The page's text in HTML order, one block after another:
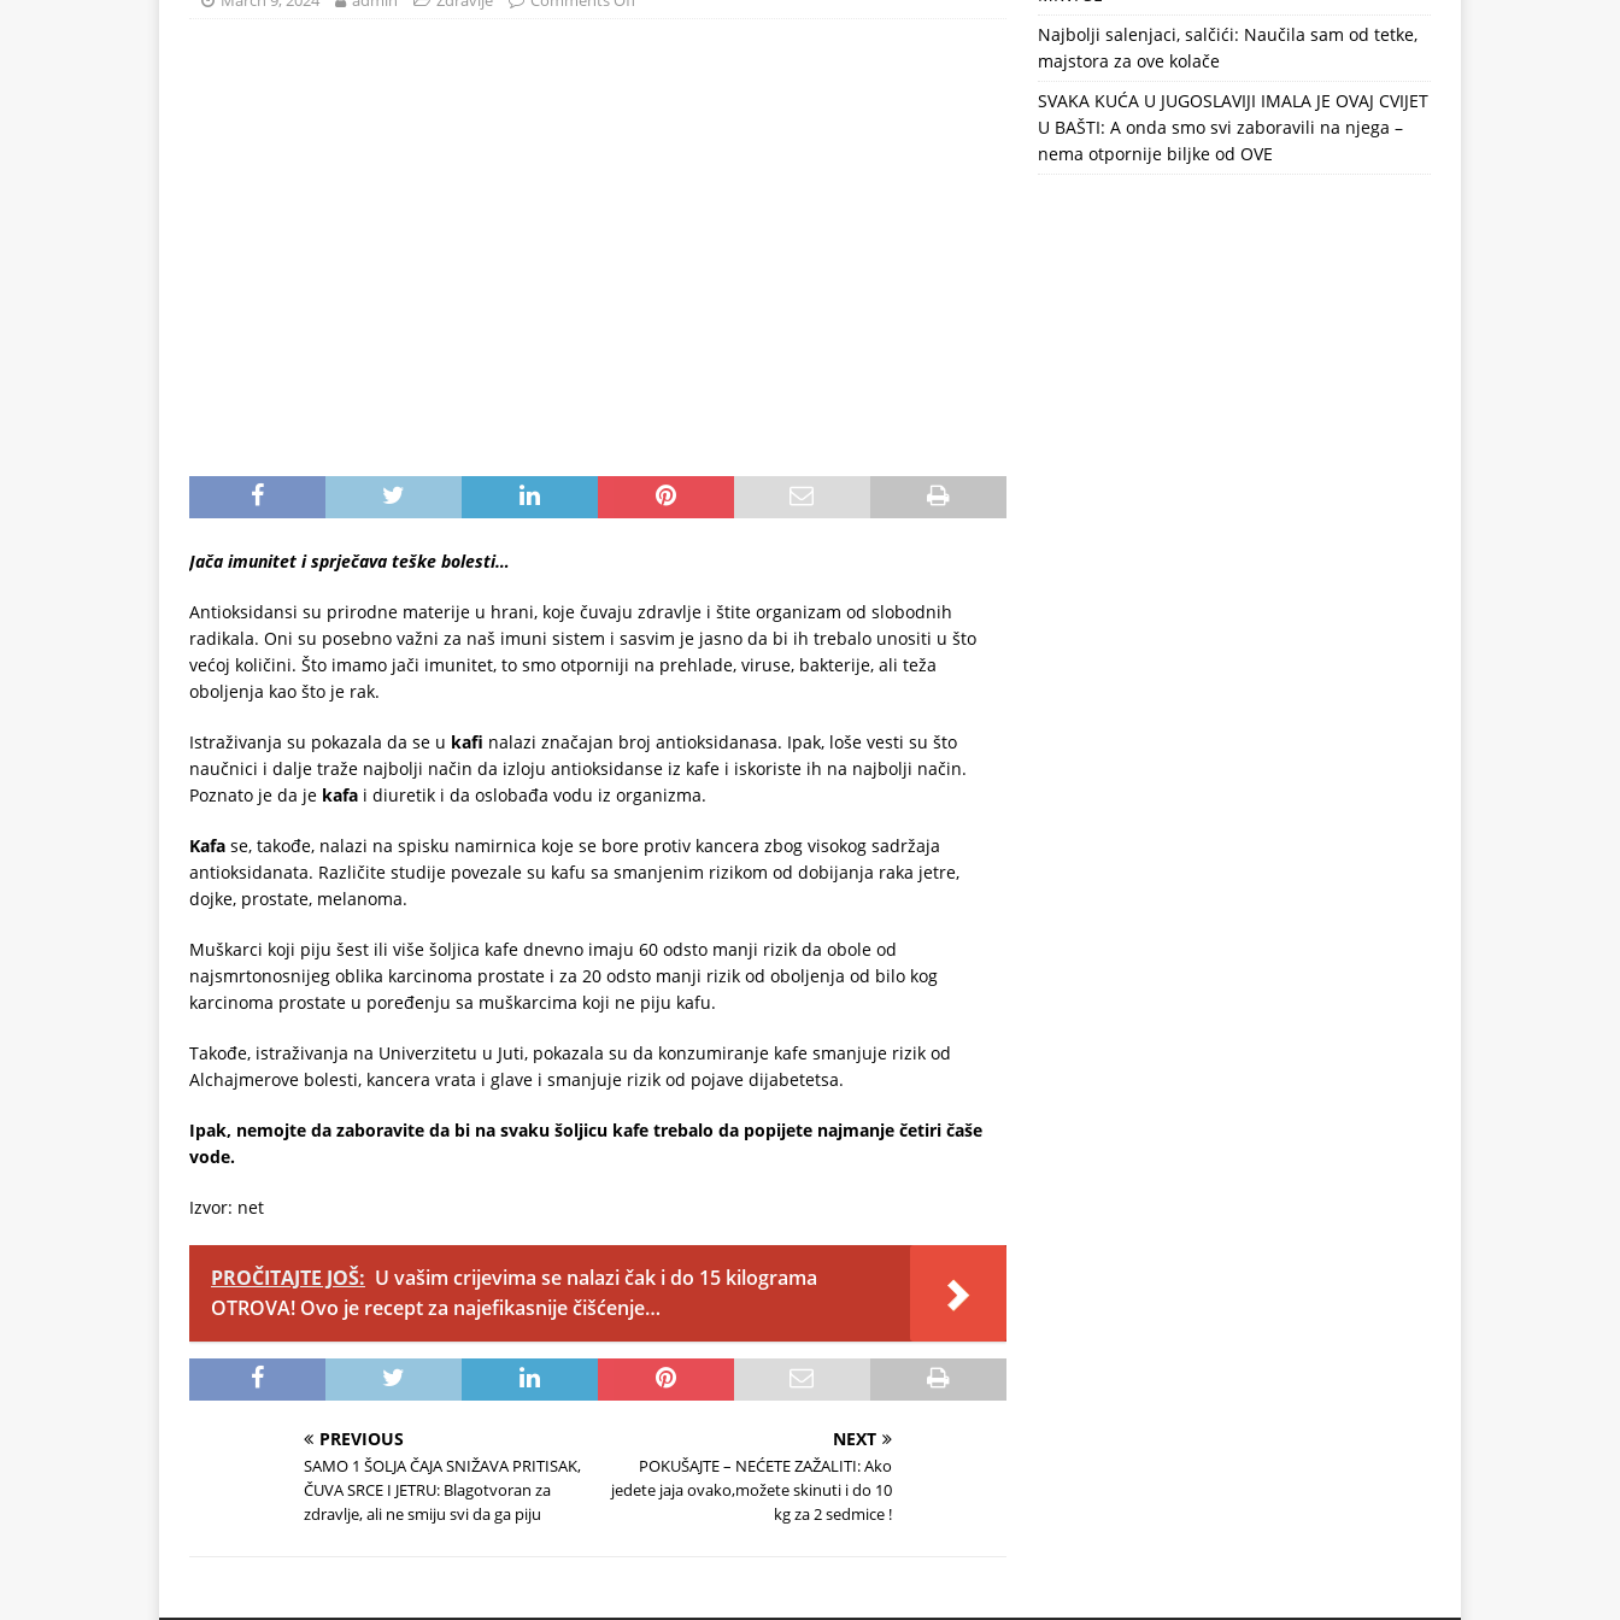
Jača imunitet i sprječava teške bolesti…
Antioksidansi su prirodne materije u hrani, koje čuvaju zdravlje i štite organizam od slobodnih
radikala. Oni su posebno važni za naš imuni sistem i sasvim je jasno da bi ih trebalo unositi u što
većoj količini. Što imamo jači imunitet, to smo otporniji na prehlade, viruse, bakterije, ali teža
oboljenja kao što je rak.
Istraživanja su pokazala da se u kafi nalazi značajan broj antioksidanasa. Ipak, loše vesti su što
naučnici i dalje traže najbolji način da izloju antioksidanse iz kafe i iskoriste ih na najbolji način.
Poznato je da je kafa i diuretik i da oslobađa vodu iz organizma.
Kafa se, takođe, nalazi na spisku namirnica koje se bore protiv kancera zbog visokog sadržaja
antioksidanata. Različite studije povezale su kafu sa smanjenim rizikom od dobijanja raka jetre,
dojke, prostate, melanoma.
Muškarci koji piju šest ili više šoljica kafe dnevno imaju 60 odsto manji rizik da obole od
najsmrtonosnijeg oblika karcinoma prostate i za 20 odsto manji rizik od oboljenja od bilo kog
karcinoma prostate u poređenju sa muškarcima koji ne piju kafu.
Takođe, istraživanja na Univerzitetu u Juti, pokazala su da konzumiranje kafe smanjuje rizik od
Alchajmerove bolesti, kancera vrata i glave i smanjuje rizik od pojave dijabetetsa.
Ipak, nemojte da zaboravite da bi na svaku šoljicu kafe trebalo da popijete najmanje četiri čaše
vode.
Izvor: net
PROČITAJTE JOŠ: U vašim crijevima se nalazi čak i do 15 kilograma
OTROVA! Ovo je recept za najefikasnije čišćenje…
PREVIOUS
SAMO 1 ŠOLJA ČAJA SNIŽAVA PRITISAK,
ČUVA SRCE I JETRU: Blagotvoran za
zdravlje, ali ne smiju svi da ga piju
NEXT
POKUŠAJTE – NEĆETE ZAŽALITI: Ako
jedete jaja ovako,možete skinuti i do 10
kg za 2 sedmice !
Najbolji salenjaci, salčići: Naučila sam od tetke,
majstora za ove kolače
SVAKA KUĆA U JUGOSLAVIJI IMALA JE OVAJ CVIJET
U BAŠTI: A onda smo svi zaboravili na njega –
nema otpornije biljke od OVE